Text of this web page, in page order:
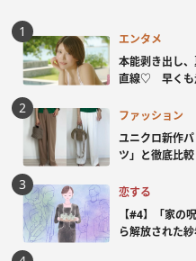
エンタメ
本能剥き出し
直線♡ 早くも
ファッション
ユニクロ新作
ツ」と徹底比
恋する
【#4】「家の
ら解放された